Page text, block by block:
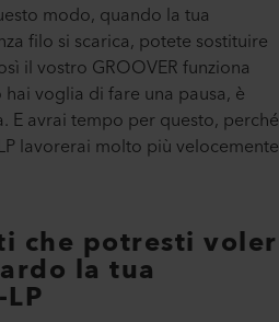
modo, quando la tua
filo si scarica, potete sostituire
il vostro GROOVER funziona
voglia di fare una pausa, è
E avrai tempo per questo, perché
lavorerai molto più velocemente
che potresti voler
la tua